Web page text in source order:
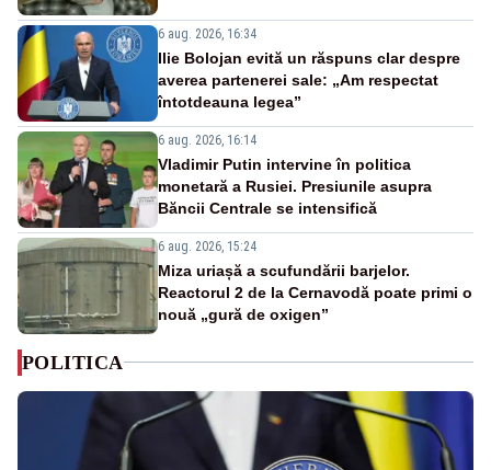
6 aug. 2026, 16:34
Ilie Bolojan evită un răspuns clar despre
averea partenerei sale: „Am respectat
întotdeauna legea”
6 aug. 2026, 16:14
Vladimir Putin intervine în politica
monetară a Rusiei. Presiunile asupra
Băncii Centrale se intensifică
6 aug. 2026, 15:24
Miza uriașă a scufundării barjelor.
Reactorul 2 de la Cernavodă poate primi o
nouă „gură de oxigen”
POLITICA